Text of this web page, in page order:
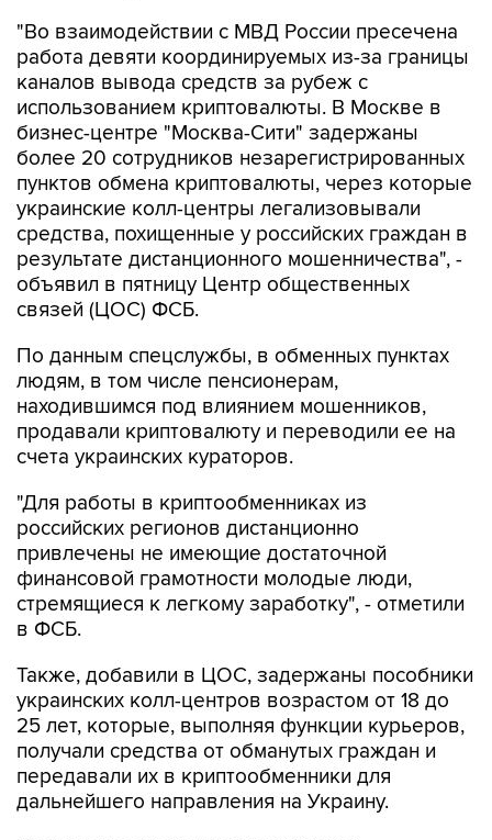
"Во взаимодействии с МВД России пресечена
работа девяти координируемых из-за границы
каналов вывода средств за рубеж с
использованием криптовалюты. В Москве в
бизнес-центре "Москва-Сити" задержаны
более 20 сотрудников незарегистрированных
пунктов обмена криптовалюты, через которые
украинские колл-центры легализовывали
средства, похищенные у российских граждан в
результате дистанционного мошенничества", -
объявил в пятницу Центр общественных
связей (ЦОС) ФСБ.
По данным спецслужбы, в обменных пунктах
людям, в том числе пенсионерам,
находившимся под влиянием мошенников,
продавали криптовалюту и переводили ее на
счета украинских кураторов.
"Для работы в криптообменниках из
российских регионов дистанционно
привлечены не имеющие достаточной
финансовой грамотности молодые люди,
стремящиеся к легкому заработку", - отметили
в ФСБ.
Также, добавили в ЦОС, задержаны пособники
украинских колл-центров возрастом от 18 до
25 лет, которые, выполняя функции курьеров,
получали средства от обманутых граждан и
передавали их в криптообменники для
дальнейшего направления на Украину.